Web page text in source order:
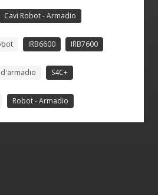
Cavi Robot - Armadio
IRB6600 IRB7600
S4C+
Robot - Armadio